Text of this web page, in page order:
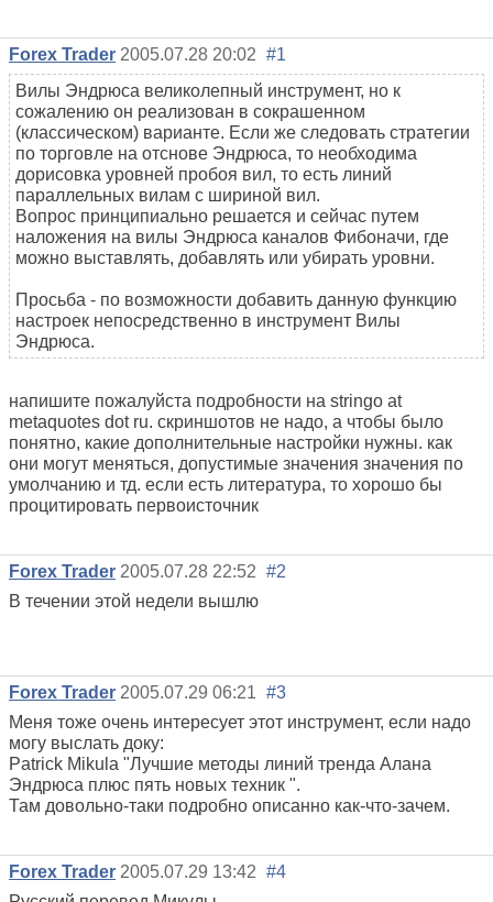
Forex Trader 2005.07.28 20:02 #1
Вилы Эндрюса великолепный инструмент, но к
сожалению он реализован в сокрашенном
(классическом) варианте. Если же следовать стратегии
по торговле на отснове Эндрюса, то необходима
дорисовка уровней пробоя вил, то есть линий
параллельных вилам с шириной вил.
Вопрос принципиально решается и сейчас путем
наложения на вилы Эндрюса каналов Фибоначи, где
можно выставлять, добавлять или убирать уровни.
Просьба - по возможности добавить данную функцию
настроек непосредственно в инструмент Вилы
Эндрюса.
напишите пожалуйста подробности на stringo at
metaquotes dot ru. скриншотов не надо, а чтобы было
понятно, какие дополнительные настройки нужны. как
они могут меняться, допустимые значения значения по
умолчанию и тд. если есть литература, то хорошо бы
процитировать первоисточник
Forex Trader 2005.07.28 22:52 #2
В течении этой недели вышлю
Forex Trader 2005.07.29 06:21 #3
Меня тоже очень интересует этот инструмент, если надо
могу выслать доку:
Patrick Mikula "Лучшие методы линий тренда Алана
Эндрюса плюс пять новых техник ".
Там довольно-таки подробно описанно как-что-зачем.
Forex Trader 2005.07.29 13:42 #4